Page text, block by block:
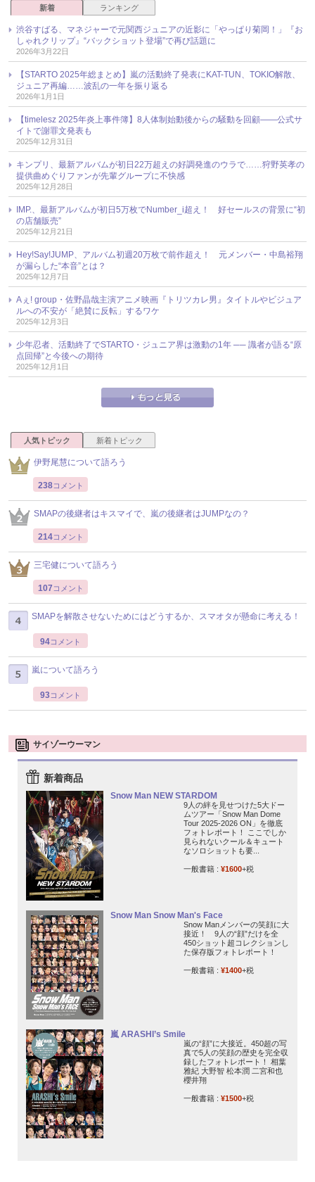
新着 ランキング
渋谷すばる、マネジャーで元関西ジュニアの近影に「やっぱり菊岡！」『お
しゃれクリップ』“バックショット登場”で再び話題に
2026年3月22日
【STARTO 2025年総まとめ】嵐の活動終了発表にKAT-TUN、TOKIO解散、
ジュニア再編……波乱の一年を振り返る
2026年1月1日
【timelesz 2025年炎上事件簿】8人体制始動後からの騒動を回顧――公式サ
イトで謝罪文発表も
2025年12月31日
キンプリ、最新アルバムが初日22万超えの好調発進のウラで……狩野英孝の
提供曲めぐりファンが先輩グループに不快感
2025年12月28日
IMP.、最新アルバムが初日5万枚でNumber_i超え！ 好セールスの背景に“初
の店舗販売”
2025年12月21日
Hey!Say!JUMP、アルバム初週20万枚で前作超え！ 元メンバー・中島裕翔
が漏らした“本音”とは？
2025年12月7日
Aぇ! group・佐野晶哉主演アニメ映画『トリツカレ男』タイトルやビジュア
ルへの不安が「絶賛に反転」するワケ
2025年12月3日
少年忍者、活動終了でSTARTO・ジュニア界は激動の1年 ── 識者が語る“原
点回帰”と今後への期待
2025年12月1日
人気トピック 新着トピック
伊野尾慧について語ろう
238コメント
SMAPの後継者はキスマイで、嵐の後継者はJUMPなの？
214コメント
三宅健について語ろう
107 コメント
SMAPを解散させないためにはどうするか、スマオタが懸命に考える！
94コメント
嵐について語ろう
93コメント
サイゾーウーマン
新着商品
Snow Man NEW STARDOM
9人の絆を見せつけた5大ドー
ムツアー「Snow Man Dome
Tour 2025-2026 ON」を徹底
フォトレポート！ ここでしか
見られないクール＆キュート
なソロショットも要...
一般書籍 : ¥1600+税
Snow Man Snow Man's Face
Snow Manメンバーの笑顔に大
接近！ 9人の“顔”だけを全
450ショット超コレクションし
た保存版フォトレポート！
一般書籍 : ¥1400+税
嵐 ARASHI’s Smile
嵐の“顔”に大接近。450超の写
真で5人の笑顔の歴史を完全収
録したフォトレポート！ 相葉
雅紀 大野智 松本潤 二宮和也
櫻井翔
一般書籍 : ¥1500+税